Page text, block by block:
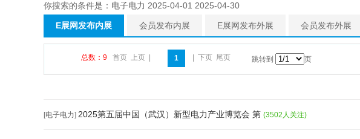
你搜索的条件是：电子电力 2025-04-01 2025-04-30
E展网发布内展 会员发布内展 E展网发布外展 会员发布外展
总数：9 首页 上页 1 下页 尾页 跳转到 页
[电子电力] 2025第五届中国（武汉）新型电力产业博览会 第 (3502人关注)